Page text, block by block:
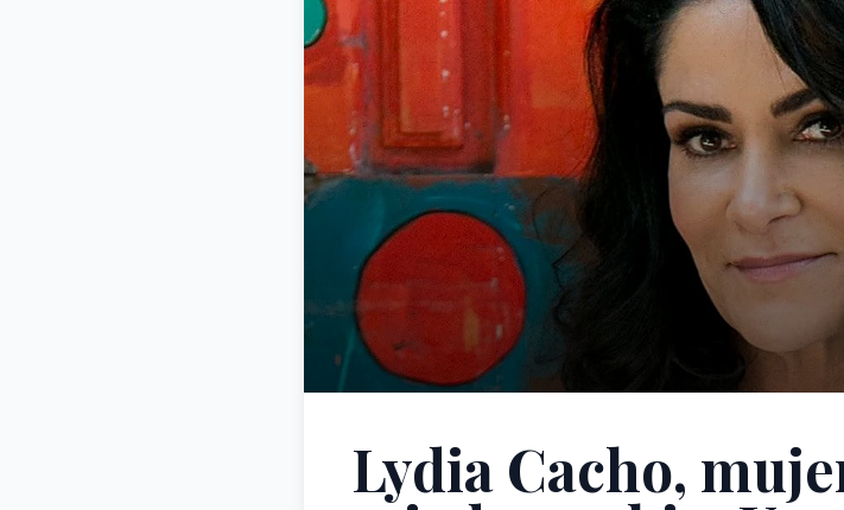
Lydia Cacho,